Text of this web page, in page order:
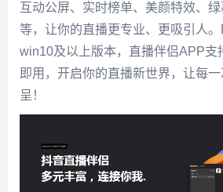
互动公屏、实时榜单、美颜特效、
等，让你的直播更专业、更吸引人
win10及以上版本，直播伴侣APP支
即用，开启你的直播新世界，让每
呈！